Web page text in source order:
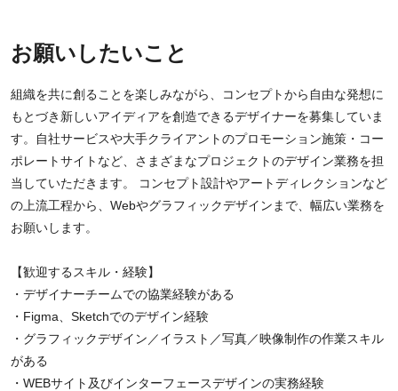
お願いしたいこと
組織を共に創ることを楽しみながら、コンセプトから自由な発想に
もとづき新しいアイディアを創造できるデザイナーを募集していま
す。自社サービスや大手クライアントのプロモーション施策・コー
ポレートサイトなど、さまざまなプロジェクトのデザイン業務を担
当していただきます。 コンセプト設計やアートディレクションなど
の上流工程から、Webやグラフィックデザインまで、幅広い業務を
お願いします。
【歓迎するスキル・経験】
・デザイナーチームでの協業経験がある
・Figma、Sketchでのデザイン経験
・グラフィックデザイン／イラスト／写真／映像制作の作業スキル
がある
・WEBサイト及びインターフェースデザインの実務経験